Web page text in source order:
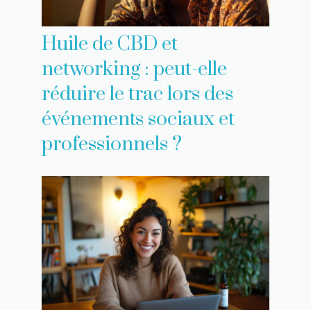
Huile de CBD et
networking : peut-elle
réduire le trac lors des
événements sociaux et
professionnels ?